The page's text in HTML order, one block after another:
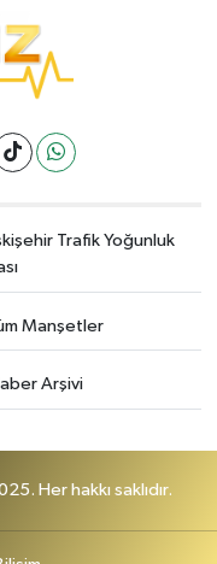
Trafik Yoğunluk
Manşetler
Arşivi
Her hakkı saklıdır.